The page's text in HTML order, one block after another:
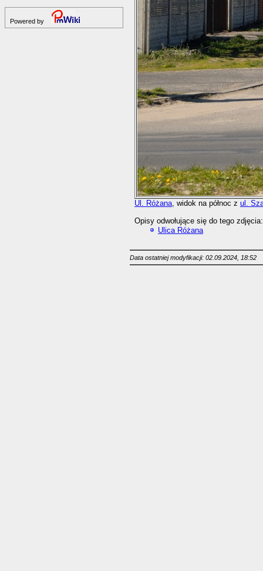
Powered by
Ul. Różana, widok na północ z ul.
Opisy odwołujące się do tego zdjęcia:
Ulica Różana
Data ostatniej modyfikacji: 02.09.2024, 18:52